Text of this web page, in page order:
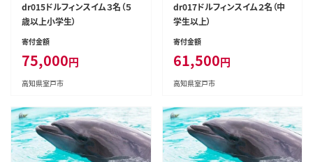
dr015ドルフィンスイム３名（５
歳以上小学生）
寄付金額
75,000円
高知県室戸市
dr017ドルフィンスイム２名（中
学生以上）
寄付金額
61,500円
高知県室戸市